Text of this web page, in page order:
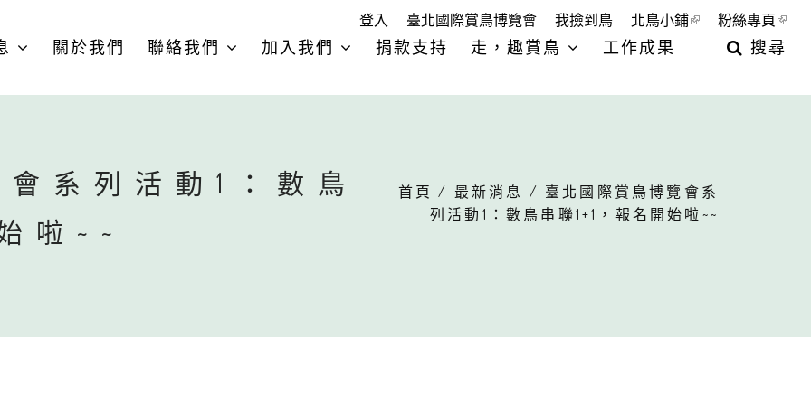
登入 臺北國際賞鳥博覽會 我撿到鳥 北鳥小鋪 粉絲專頁
關於我們 聯絡我們 加入我們 捐款支持 走，趣賞鳥 工作成果 搜尋
系列活動1：數鳥
啦~~
首頁 / 最新消息 / 臺北國際賞鳥博覽會系
列活動1：數鳥串聯1+1，報名開始啦~~